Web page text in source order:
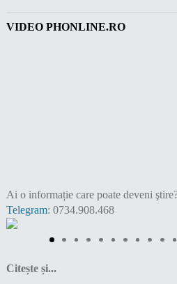
VIDEO PHONLINE.RO
Ai o informație care poate deveni
Telegram: 0734.908.468
Citește și...